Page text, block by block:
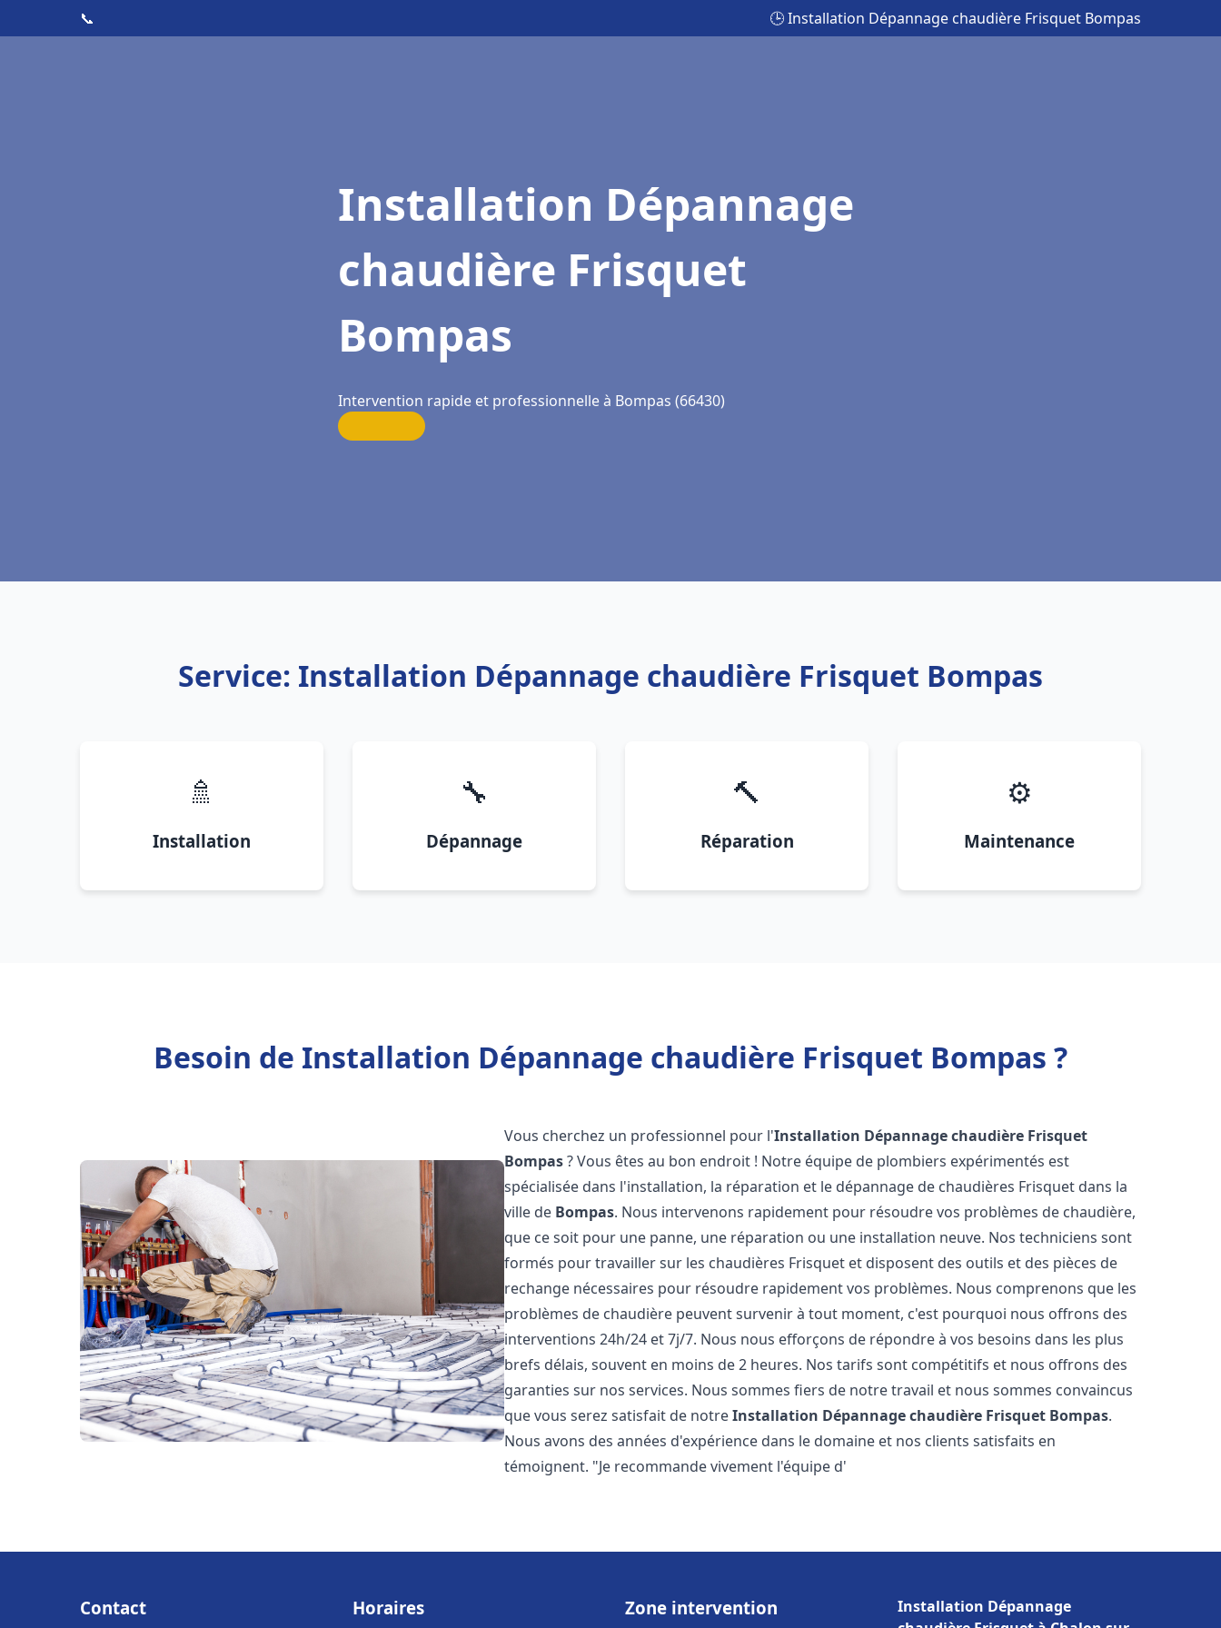
📞 🕒 Installation Dépannage chaudière Frisquet Bompas
Installation Dépannage
chaudière Frisquet
Bompas
Intervention rapide et professionnelle à Bompas (66430)
Service: Installation Dépannage chaudière Frisquet Bompas
🚿
Installation
🔧
Dépannage
🔨
Réparation
⚙️
Maintenance
Besoin de Installation Dépannage chaudière Frisquet Bompas ?
Vous cherchez un professionnel pour l'Installation Dépannage chaudière Frisquet
Bompas? Vous êtes au bon endroit ! Notre équipe de plombiers expérimentés est
spécialisée dans l'installation, la réparation et le dépannage de chaudières Frisquet dans la
ville de Bompas. Nous intervenons rapidement pour résoudre vos problèmes de chaudière,
que ce soit pour une panne, une réparation ou une installation neuve. Nos techniciens sont
formés pour travailler sur les chaudières Frisquet et disposent des outils et des pièces de
rechange nécessaires pour résoudre rapidement vos problèmes. Nous comprenons que les
problèmes de chaudière peuvent survenir à tout moment, c'est pourquoi nous offrons des
interventions 24h/24 et 7j/7. Nous nous efforçons de répondre à vos besoins dans les plus
brefs délais, souvent en moins de 2 heures. Nos tarifs sont compétitifs et nous offrons des
garanties sur nos services. Nous sommes fiers de notre travail et nous sommes convaincus
que vous serez satisfait de notreInstallation Dépannage chaudière Frisquet Bompas.
Nous avons des années d'expérience dans le domaine et nos clients satisfaits en
témoignent. "Je recommande vivement l'équipe d'
Contact Horaires Zone intervention
Installation Dépannage